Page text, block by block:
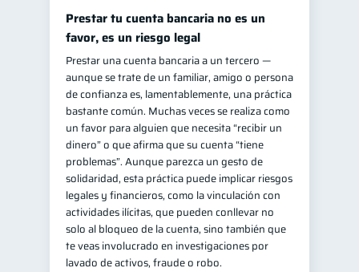
Prestar tu cuenta bancaria no es un
favor, es un riesgo legal
Prestar una cuenta bancaria a un tercero —
aunque se trate de un familiar, amigo o persona
de confianza es, lamentablemente, una práctica
bastante común. Muchas veces se realiza como
un favor para alguien que necesita “recibir un
dinero” o que afirma que su cuenta “tiene
problemas”. Aunque parezca un gesto de
solidaridad, esta práctica puede implicar riesgos
legales y financieros, como la vinculación con
actividades ilícitas, que pueden conllevar no
solo al bloqueo de la cuenta, sino también que
te veas involucrado en investigaciones por
lavado de activos, fraude o robo.